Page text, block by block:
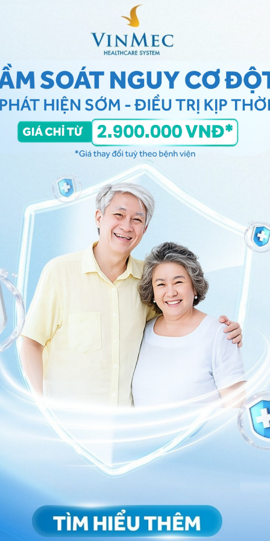
trường hợp bị động vật cắn
cứu hỗ trợ chức năng sống cơ bản về đường thở,
vì thế để đảm bảo an toàn cần có biện pháp
cần được sơ cứu và đưa đến trung tâm y tế gần
hoạt động 24/24 vào tất cả các ngày trong
lễ trong năm. Đội ngũ bác sĩ, điều dưỡng cấp cứu
thể tiếp nhận và xử lý khẩn cấp các trường hợp
tất cả các chuyên khoa một cách nhanh chóng.
sĩ giàu kinh nghiệm, khoa Cấp cứu đã tiến hành cấp
tạp. Đồng thời, người bệnh tại Khoa Cấp cứu luôn
chuyên sâu khác (chăm sóc theo nhóm chuyên
Cấp cứu, người bệnh sẽ được khám, chẩn đoán,
được điều trị chuyên sâu ngay từ giai đoạn cấp cứu
nguy kịch và ổn định.
bấm sốHOTLINE, đặt muaGÓI DỊCH VỤhoặc đặt